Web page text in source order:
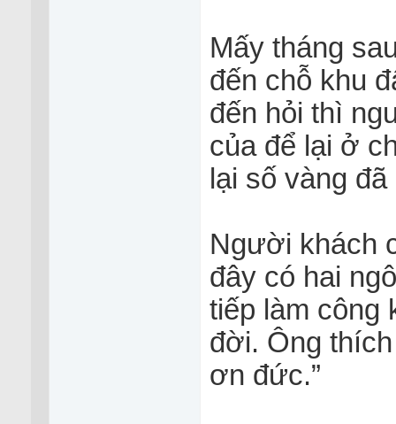
Mấy tháng
đến chỗ khu
đến hỏi thì
của để lại ở
lại số vàng
Người khách
đây có hai
tiếp làm công
đời. Ông
ơn đức.”